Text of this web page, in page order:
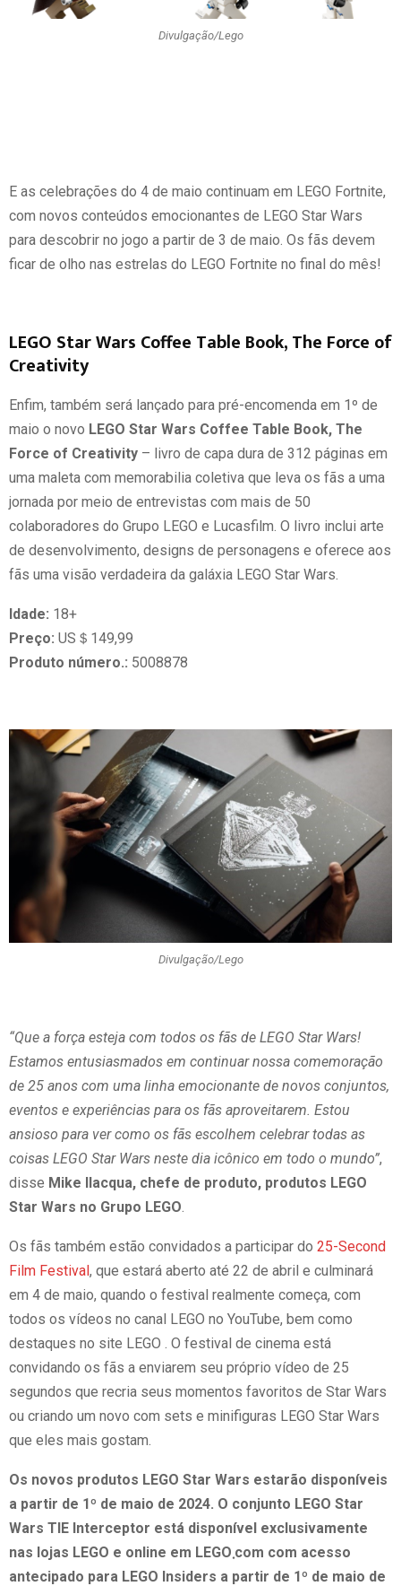
Divulgação/Lego
E as celebrações do 4 de maio continuam em LEGO Fortnite,
com novos conteúdos emocionantes de LEGO Star Wars
para descobrir no jogo a partir de 3 de maio. Os fãs devem
ficar de olho nas estrelas do LEGO Fortnite no final do mês!
LEGO Star Wars Coffee Table Book, The Force of
Creativity
Enfim, também será lançado para pré-encomenda em 1º de
maio o novo LEGO Star Wars Coffee Table Book, The
Force of Creativity – livro de capa dura de 312 páginas em
uma maleta com memorabilia coletiva que leva os fãs a uma
jornada por meio de entrevistas com mais de 50
colaboradores do Grupo LEGO e Lucasfilm. O livro inclui arte
de desenvolvimento, designs de personagens e oferece aos
fãs uma visão verdadeira da galáxia LEGO Star Wars.
Idade: 18+
Preço: US＄149,99
Produto número.: 5008878
Divulgação/Lego
“Que a força esteja com todos os fãs de LEGO Star Wars!
Estamos entusiasmados em continuar nossa comemoração
de 25 anos com uma linha emocionante de novos conjuntos,
eventos e experiências para os fãs aproveitarem. Estou
ansioso para ver como os fãs escolhem celebrar todas as
coisas LEGO Star Wars neste dia icônico em todo o mundo”,
disse Mike Ilacqua, chefe de produto, produtos LEGO
Star Wars no Grupo LEGO
Os fãs também estão convidados a participar do 25-Second
Film Festival, que estará aberto até 22 de abril e culminará
em 4 de maio, quando o festival realmente começa, com
todos os vídeos no canal LEGO no YouTube, bem como
destaques no site LEGO . O festival de cinema está
convidando os fãs a enviarem seu próprio vídeo de 25
segundos que recria seus momentos favoritos de Star Wars
ou criando um novo com sets e minifiguras LEGO Star Wars
que eles mais gostam.
Os novos produtos LEGO Star Wars estarão disponíveis
a partir de 1º de maio de 2024. O conjunto LEGO Star
Wars TIE Interceptor está disponível exclusivamente
nas lojas LEGO e online em LEGO܂com com acesso
antecipado para LEGO Insiders a partir de 1º de maio de